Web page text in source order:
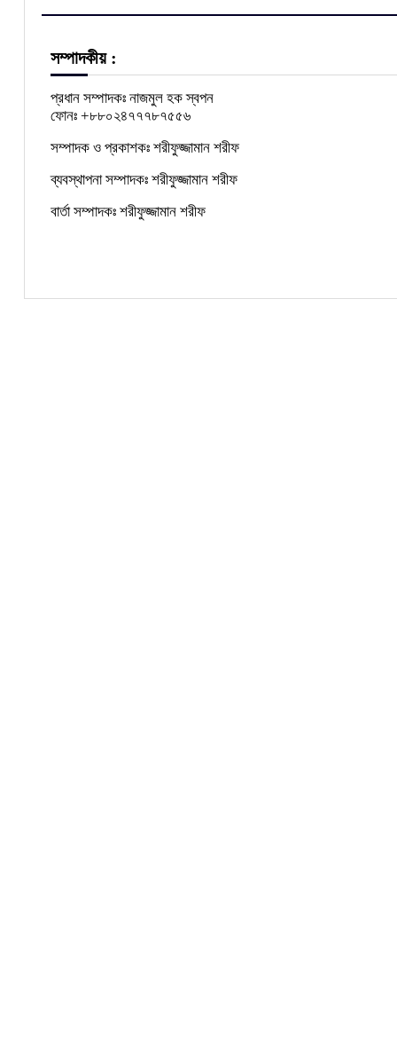
সম্পাদকীয় :
প্রধান সম্পাদকঃ নাজমুল হক স্বপন
ফোনঃ +৮৮০২৪৭৭৭৮৭৫৫৬
সম্পাদক ও প্রকাশকঃ শরীফুজ্জামান শরীফ
ব্যবস্থাপনা সম্পাদকঃ শরীফুজ্জামান শরীফ
বার্তা সম্পাদকঃ শরীফুজ্জামান শরীফ